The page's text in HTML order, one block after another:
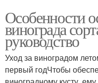
Особенности
винограда
руководство
Уход за виноградом
первый годЧтобы